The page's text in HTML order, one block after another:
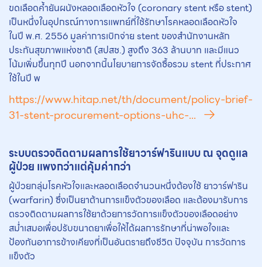
ขดเลือดค้ำยันผนังหลอดเลือดหัวใจ (coronary stent หรือ stent)
เป็นหนึ่งในอุปกรณ์ทางการแพทย์ที่ใช้รักษาโรคหลอดเลือดหัวใจ
ในปี พ.ศ. 2556 มูลค่าการเบิกจ่าย stent ของสำนักงานหลัก
ประกันสุขภาพแห่งชาติ (สปสช.) สูงถึง 363 ล้านบาท และมีแนว
โน้มเพิ่มขึ้นทุกปี นอกจากนี้นโยบายการจัดซื้อรวม stent ที่ประกาศ
ใช้ในปี พ
https://www.hitap.net/th/document/policy-brief-
31-stent-procurement-options-uhc-...
ระบบตรวจติดตามผลการใช้ยาวาร์ฟารินแบบ ณ จุดดูแล
ผู้ป่วย แพงกว่าแต่คุ้มค่ากว่า
ผู้ป่วยกลุ่มโรคหัวใจและหลอดเลือดจำนวนหนึ่งต้องใช้ ยาวาร์ฟาริน
(warfarin) ซึ่งเป็นยาต้านการแข็งตัวของเลือด และต้องมารับการ
ตรวจติดตามผลการใช้ยาด้วยการวัดการแข็งตัวของเลือดอย่าง
สม่ำเสมอเพื่อปรับขนาดยาเพื่อให้ได้ผลการรักษาที่น่าพอใจและ
ป้องกันอาการข้างเคียงที่เป็นอันตรายถึงชีวิต ปัจจุบัน การวัดการ
แข็งตัว